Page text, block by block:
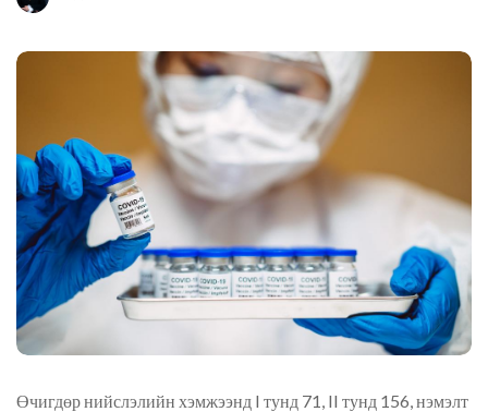
Өчигдөр нийслэлийн хэмжээнд I тунд 71, II тунд 156, нэмэлт